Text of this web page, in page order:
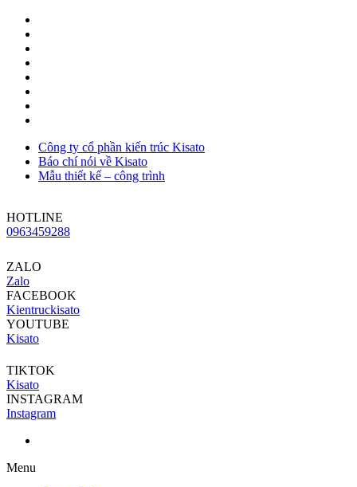
Công ty cổ phần kiến trúc Kisato
Báo chí nói về Kisato
Mẫu thiết kế – công trình
HOTLINE
0963459288
ZALO
Zalo
FACEBOOK
Kientruckisato
YOUTUBE
Kisato
TIKTOK
Kisato
INSTAGRAM
Instagram
Menu